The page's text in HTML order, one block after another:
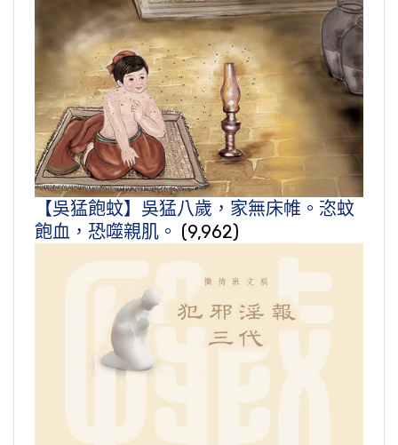
【吳猛飽蚊】吳猛八歲，家無床帷。恣蚊
飽血，恐噬親肌。 (9,962)